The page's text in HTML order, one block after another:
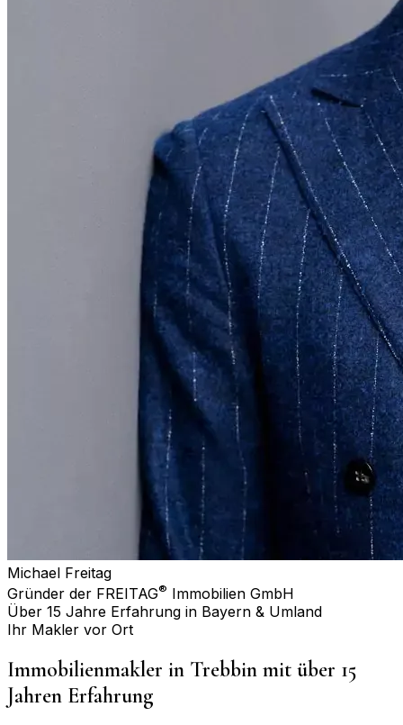
Michael Freitag
Gründer der FREITAG® Immobilien GmbH
Über 15 Jahre Erfahrung in Bayern & Umland
Ihr Makler vor Ort
Immobilienmakler in Trebbin mit über 15
Jahren Erfahrung